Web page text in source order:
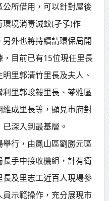
系所借用，可以針對屋後
境消毒滅蚊(孑孓)作
外也將持續請環保局開
目前已有15位現任里長
里郭清竹里長及夫人、
里郭峻毅里長、苓雅區
成里長等，顯見市府對
深入到最基層。
行，由鳳山區劉勝元區
手中接收機組，計有衛
及里志工近百人現場參
示範操作，充分展現市